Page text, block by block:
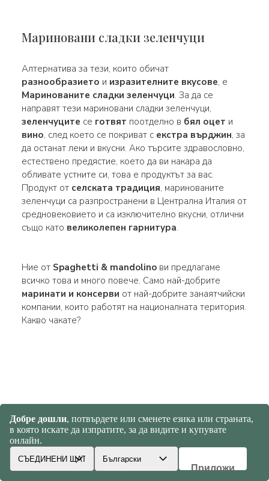
Мариновани сладки зеленчуци
Алтернатива за тези, които обичат
разнообразието и изразителните вкусове, е
Маринованите сладки зеленчуци. За да се
направят тези мариновани сладки зеленчуци,
зеленчуците се готвят поотделно в бял оцет и
вино, след което се покриват с екстра върджин, за
да останат леки и вкусни. Ако търсите здравословно,
естествено предястие, което да ви накара да
обливате устните си, това е продуктът за вас.
Продукт от селската традиция, маринованите
зеленчуци са разпространени в Централна Италия от
средновековието и са изключително вкусни, отлични
също като великолепен гарнитура.
Ние от Spaghetti & mandolinoви предлагаме
всичко това и много повече. Само най-добрите
маринати и консерви от най-добрите занаятчийски
компании, които работят на националната територия.
Какво чакате?
+172kg